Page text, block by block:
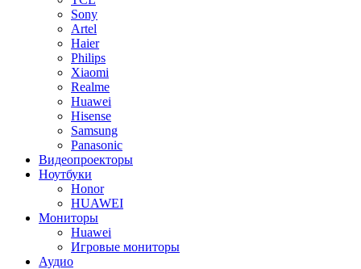
Sony
Artel
Haier
Philips
Xiaomi
Realme
Huawei
Hisense
Samsung
Panasonic
Видеопроекторы
Ноутбуки
Honor
HUAWEI
Мониторы
Huawei
Игровые мониторы
Аудио